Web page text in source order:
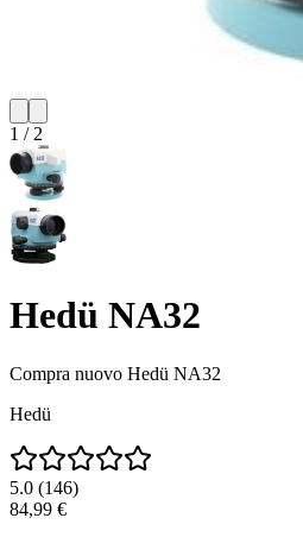
1 / 2
Hedü NA32
Compra nuovo Hedü NA32
Hedü
5.0 (146)
84,99 €